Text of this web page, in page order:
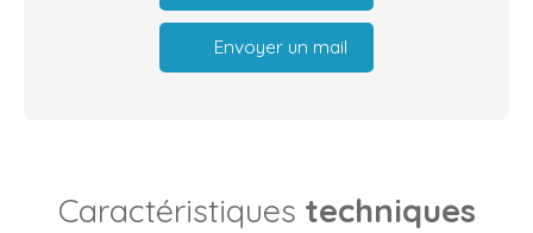
Envoyer un mail
Caractéristiques techniques